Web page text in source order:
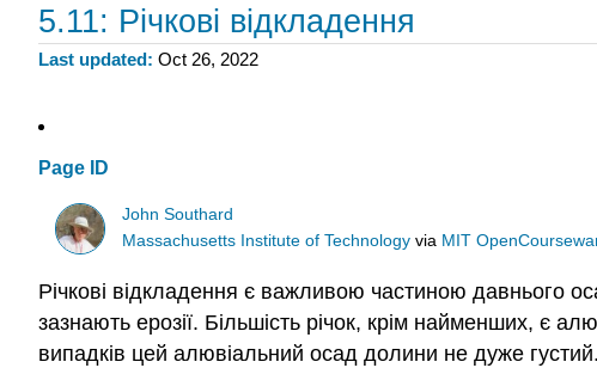
5.11: Річкові відкладення
Last updated Oct 26, 2022
Page ID
John Southard
Massachusetts Institute of Technologyvia MIT
Річкові відкладення є важливою частиною давнього
зазнають ерозії. Більшість річок, крім найменших, є
випадків цей алювіальний осад долини не дуже